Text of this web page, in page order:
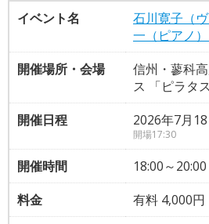
イベント名
石川寛子（
一（ピアノ
開催場所・会場
信州・蓼科
ス 「ピラタ
開催日程
2026年7月
開場17:30
開催時間
18:00～20:00
料金
有料 4,000